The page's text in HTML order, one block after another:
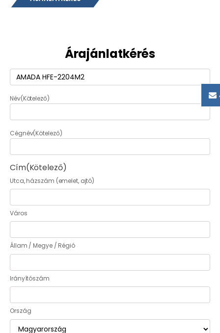
Árajánlatkérés
Termék(Kötelező)
Név(Kötelező)
Cégnév(Kötelező)
Cím(Kötelező)
Utca, házszám (emelet, ajtó)
Város
Állam / Megye / Régió
Irányítószám
Ország